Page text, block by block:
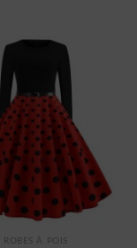
ROBES À POIS